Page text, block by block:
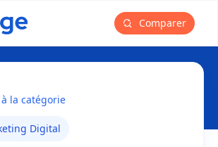
principal
Comparer
CLV (Customer Lifetime Value)
la catégorie
Digital